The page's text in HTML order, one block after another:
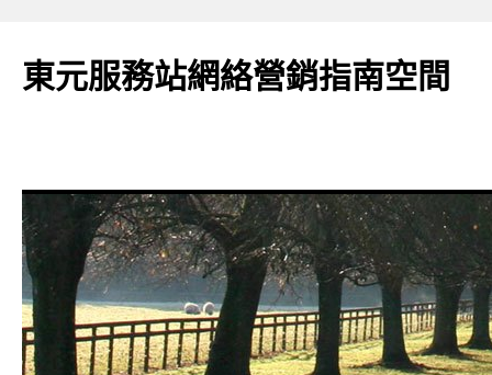
東元服務站網絡營銷指南空間